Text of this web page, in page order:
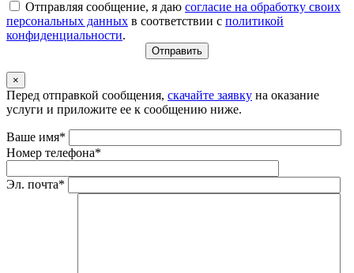
Отправляя сообщение, я даю согласие на обработку своих
персональных данных в соответствии с политикой
конфиденциальности.
×
Перед отправкой сообщения, скачайте заявку на оказание
услуги и приложите ее к сообщению ниже.
Ваше имя*
Номер телефона*
Эл. почта*